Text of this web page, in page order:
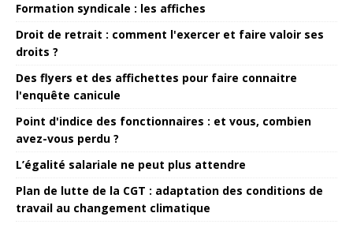
Formation syndicale : les affiches
Droit de retrait : comment l'exercer et faire valoir ses
droits ?
Des flyers et des affichettes pour faire connaitre
l'enquête canicule
Point d'indice des fonctionnaires : et vous, combien
avez-vous perdu ?
L’égalité salariale ne peut plus attendre
Plan de lutte de la CGT : adaptation des conditions de
travail au changement climatique